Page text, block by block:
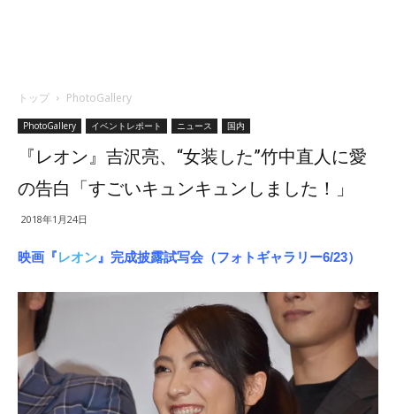
トップ PhotoGallery
PhotoGallery イベントレポート ニュース 国内
『レオン』吉沢亮、“女装した”竹中直人に愛
の告白「すごいキュンキュンしました！」
2018年1月24日
映画『レオン 』完成披露試写会（フォトギャラリー6/23）